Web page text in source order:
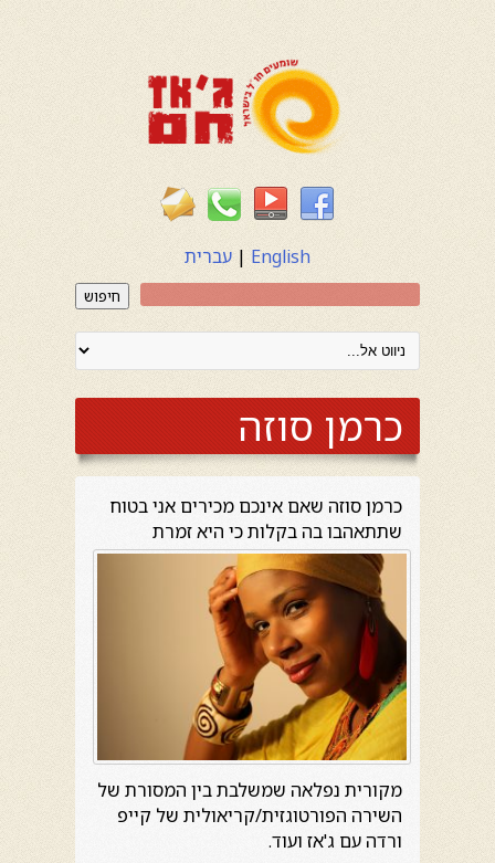
English
| עברית
חיפוש
כרמן סוזה
כרמן סוזה שאם אינכם מכירים אני בטוח
שתתאהבו בה בקלותכי היא זמרת
מקורית נפלאה שמשלבת בין המסורת של
השירה הפורטוגזית/קריאולית של קייפ
ורדה עם ג'אז ועוד.